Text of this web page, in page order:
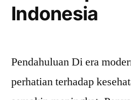
Indonesia
Pendahuluan Di era
perhatian terhadap